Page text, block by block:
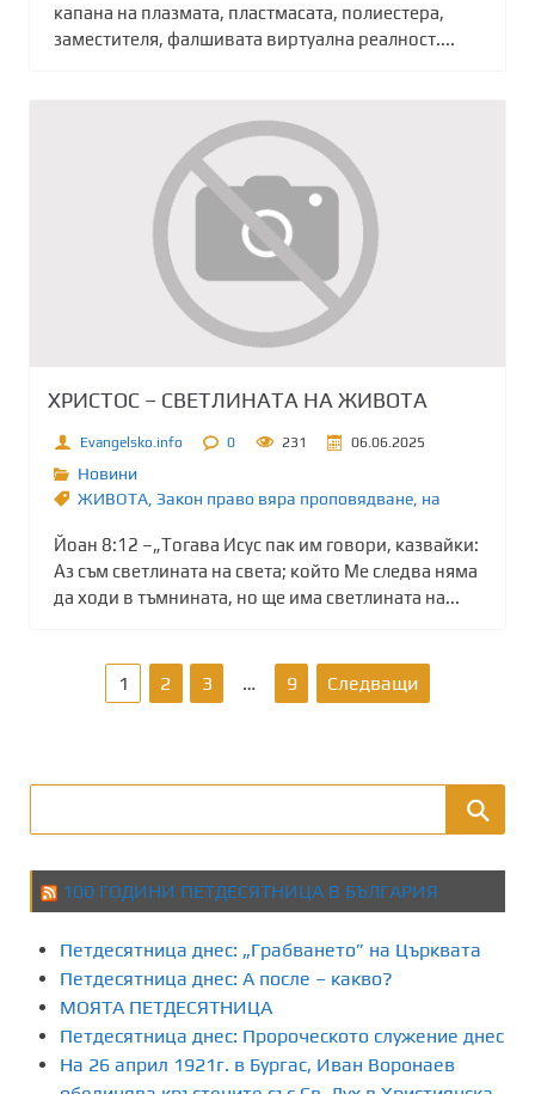
капана на плазмата, пластмасата, полиестера,
заместителя, фалшивата виртуална реалност....
ХРИСТОС – СВЕТЛИНАТА НА ЖИВОТА
Evangelsko.info 0 231 06.06.2025
Новини
ЖИВОТА, Закон право вяра проповядване, на
Йоан 8:12 –„Тогава Исус пак им говори, казвайки:
Аз съм светлината на света; който Ме следва няма
да ходи в тъмнината, но ще има светлината на...
з
д
е
я
н
е
1 2 3 … 9 Следващи
100 ГОДИНИ ПЕТДЕСЯТНИЦА В БЪЛГАРИЯ
Петдесятница днес: „Грабването” на Църквата
Петдесятница днес: А после – какво?
МОЯТА ПЕТДЕСЯТНИЦА
Петдесятница днес: Пророческото служение днес
На 26 април 1921г. в Бургас, Иван Воронаев